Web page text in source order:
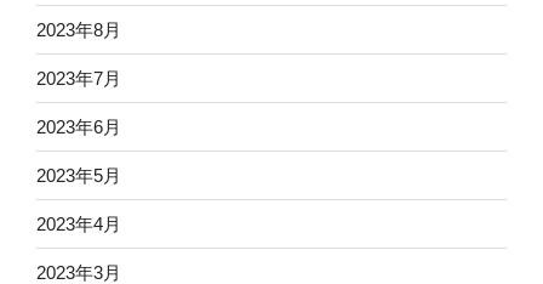
2023年8月
2023年7月
2023年6月
2023年5月
2023年4月
2023年3月